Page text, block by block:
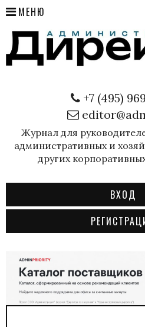
МЕНЮ
+7 (495)
Журнал для
административных и
других
ВХОД